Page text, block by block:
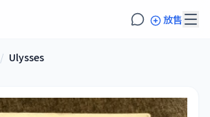
放售
/ Ulysses